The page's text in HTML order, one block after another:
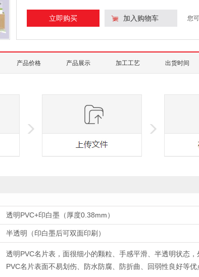
立即购买 加入购物车 您
产品价格 产品展示 加工工艺 出货时间
透明PVC+印白墨（厚度0.38mm）
半透明（印白墨后可双面印刷）
透明PVC名片表，面很细小的颗粒、手感平滑、半透明状态，
PVC名片表面不易划伤、防水防腐、防折曲、回弱性良好等优